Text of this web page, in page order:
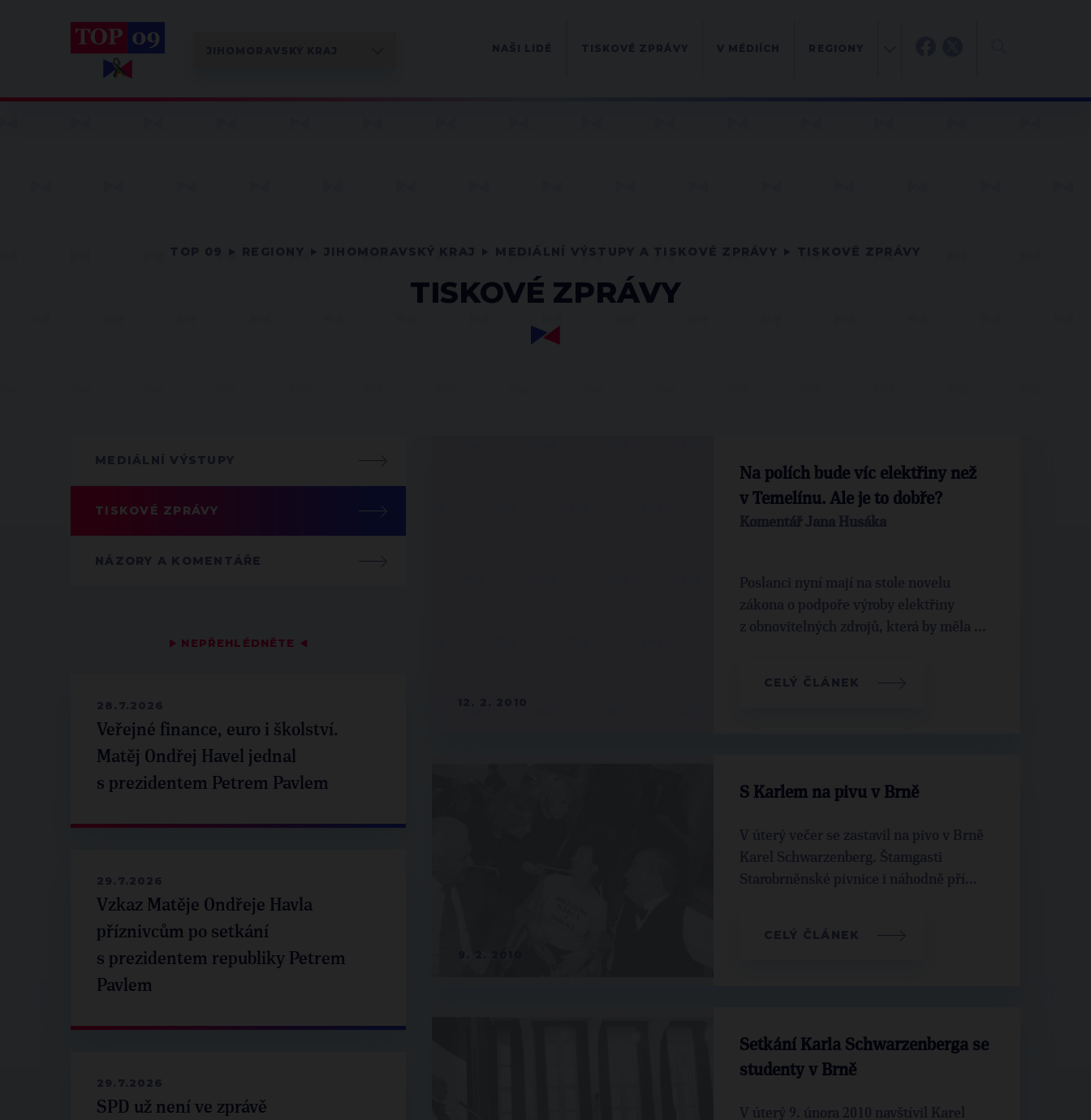
TISKOVÉ ZPRÁVY
MEDIÁLNÍ VÝSTUPY
TISKOVÉ ZPRÁVY
NÁZORY A KOMENTÁŘE
▶ NEPŘEHLÉDNĚTE ◀
28.7.2026
Veřejné finance, euro i školství.
Matěj Ondřej Havel jednal
s prezidentem Petrem Pavlem
29.7.2026
Vzkaz Matěje Ondřeje Havla
příznivcům po setkání
s prezidentem republiky Petrem
Pavlem
29.7.2026
SPD už není ve zprávě
Na polích bude víc elektřiny než
v Temelínu. Ale je to dobře?
Komentář Jana Husáka
Poslanci nyní mají na stole novelu
zákona o podpoře výroby elektřiny
z obnovitelných zdrojů, která by měla ...
CELÝ ČLÁNEK
S Karlem na pivu v Brně
V úterý večer se zastavil na pivo v Brně
Karel Schwarzenberg. Štamgasti
Starobrněnské pivnice i náhodně pří...
CELÝ ČLÁNEK
Setkání Karla Schwarzenberga se
studenty v Brně
V úterý 9. února 2010 navštívil Karel